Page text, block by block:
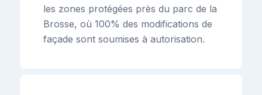
les zones protégées près du parc de la
Brosse, où 100% des modifications de
façade sont soumises à autorisation.